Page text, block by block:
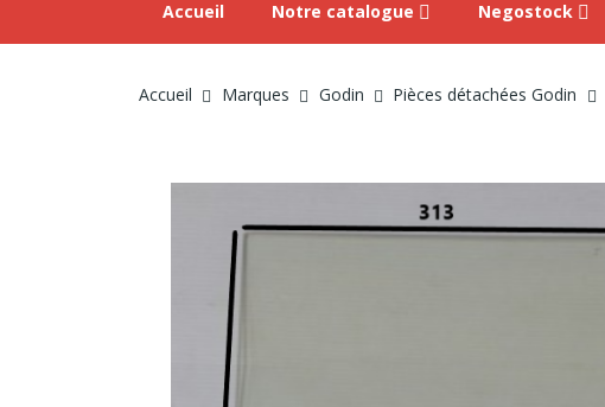
Accueil Notre catalogue Negostock
Accueil Marques Godin Pièces détachées Godin